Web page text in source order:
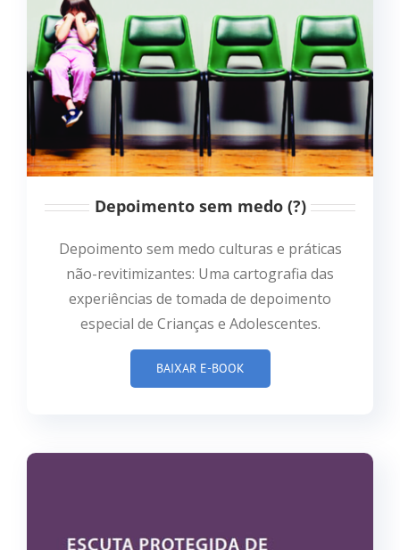
Depoimento sem medo (?)
Depoimento sem medo culturas e práticas
não-revitimizantes: Uma cartografia das
experiências de tomada de depoimento
especial de Crianças e Adolescentes.
BAIXAR E-BOOK